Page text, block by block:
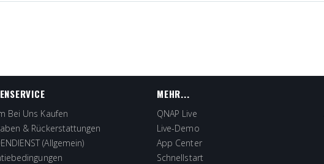
Bei Uns Kaufen
& Rückerstattungen
(Allgemein)
MEHR...
QNAP Live
Live-Demo
App Center
Schnellstart